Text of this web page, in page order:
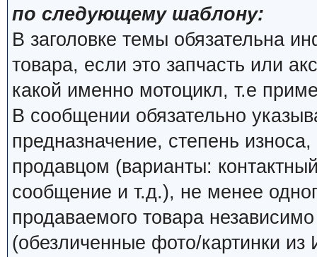
по следующему шаблону:
В заголовке темы обязательна
товара, если это запчасть или
какой именно мотоцикл, т.е
В сообщении обязательно
предназначение, степень
продавцом (варианты:
сообщение и т.д.), не менее
продаваемого товара
(обезличенные фото/картинки из